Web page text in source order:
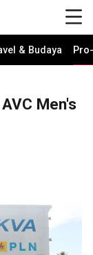
& Budaya
Men's